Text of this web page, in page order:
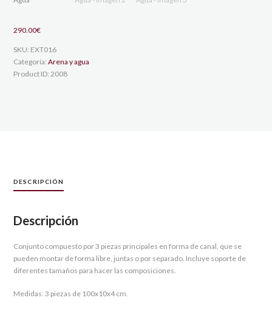
290.00€
SKU: EXT016
Categoría:Arena y agua
Product ID: 2008
DESCRIPCIÓN
Descripción
Conjunto compuesto por 3 piezas principales en forma de canal, que se
pueden montar de forma libre, juntas o por separado. Incluye soporte de
diferentes tamaños para hacer las composiciones.
Medidas: 3 piezas de 100x10x4 cm.